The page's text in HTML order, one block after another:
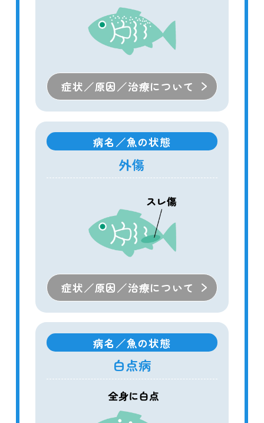
症状／原因／治療について
病名／魚の状態
外傷
症状／原因／治療について
病名／魚の状態
白点病